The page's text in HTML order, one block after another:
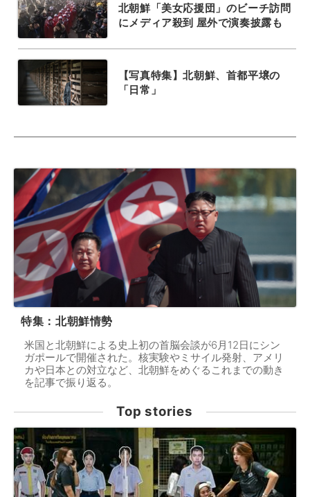
北朝鮮「美女応援団」のビーチ訪問
にメディア殺到 屋外で演奏披露も
【写真特集】北朝鮮、首都平壌の
「日常」
特集：北朝鮮情勢
米国と北朝鮮による史上初の首脳会談が6月12日にシン
ガポールで開催された。核実験やミサイル発射、アメリ
カや日本との対立など、北朝鮮をめぐるこれまでの動き
を記事で振り返る。
Top stories